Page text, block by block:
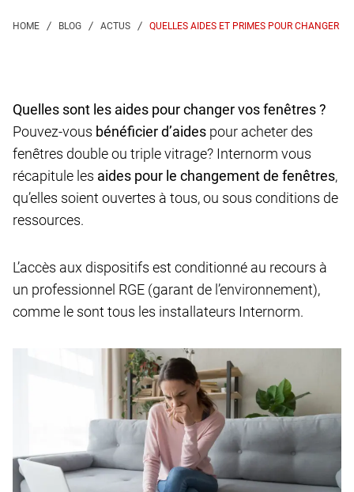
QUELLES AIDES ET PRIMES POUR CHANGER
Quelles sont les aides pour changer vos fenêtres ?
Pouvez-vous bénéficier d’aides pour acheter des
fenêtres double ou triple vitrage? Internorm vous
récapitule les aides pour le changement de fenêtres,
qu’elles soient ouvertes à tous, ou sous conditions de
ressources.
L’accès aux dispositifs est conditionné au recours à
un professionnel RGE (garant de l’environnement),
comme le sont tous les installateurs Internorm.